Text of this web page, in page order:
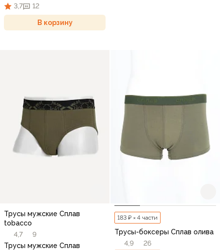
3,7
12
В корзину
Трусы мужские Сплав
tobacco
4,7
9
Трусы мужские Сплав
183 ₽ × 4 части
Трусы-боксеры Сплав олива
4,9
26